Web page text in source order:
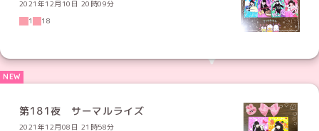
2021年12月10日 20時09分
1
18
第181夜 サーマルライズ
2021年12月08日 21時58分